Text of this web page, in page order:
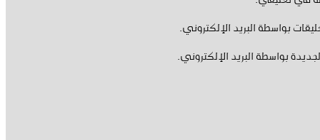
بواسطة البريد الإلكتروني.
بواسطة البريد الإلكتروني.